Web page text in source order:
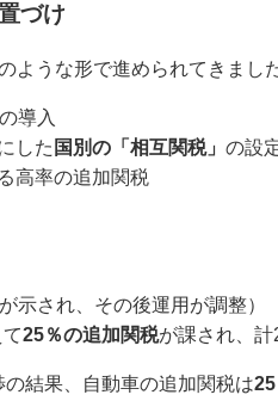
づけ
ような形で進められてきました
の導入
した 国別の「相互関税」 の設
高率の追加関税
示され、その後運用が調整）
25％の追加関税が課され、
結果、自動車の追加関税は